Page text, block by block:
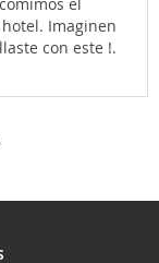
Imaginen
con este !.